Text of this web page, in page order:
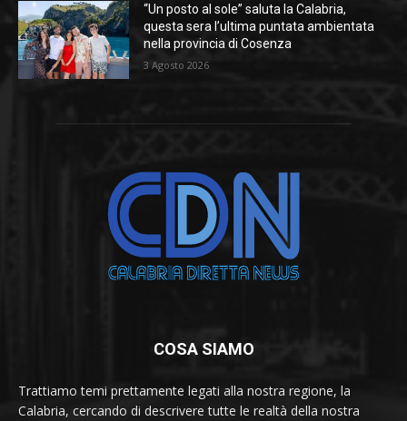
“Un posto al sole” saluta la Calabria,
questa sera l’ultima puntata ambientata
nella provincia di Cosenza
3 Agosto 2026
COSA SIAMO
Trattiamo temi prettamente legati alla nostra regione, la
Calabria, cercando di descrivere tutte le realtà della nostra